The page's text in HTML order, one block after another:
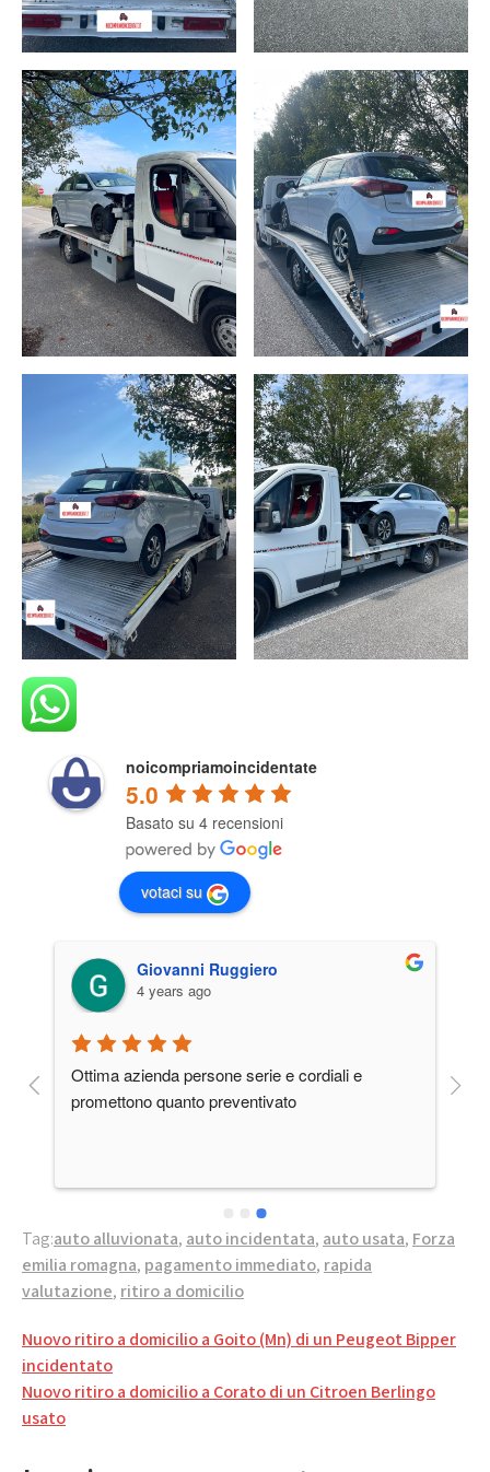
noicompriamoincidentate
5.0
Basato su 4 recensioni
votaci su
Giovanni Ruggiero
4 years ago
Ottima azienda persone serie e cordiali e
promettono quanto preventivato
Tag:auto alluvionata, auto incidentata, auto usata, Forza
emilia romagna, pagamento immediato, rapida
valutazione, ritiro a domicilio
Navigazione
articoli
Nuovo ritiro a domicilio a Goito (Mn) di un Peugeot Bipper
incidentato
Nuovo ritiro a domicilio a Corato di un Citroen Berlingo
usato